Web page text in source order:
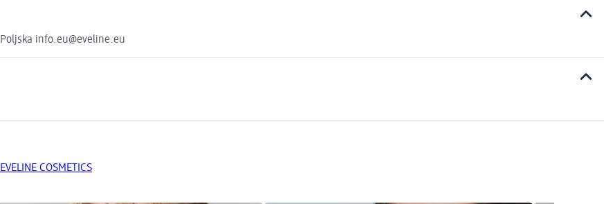
info.eu@eveline.eu
COSMETICS